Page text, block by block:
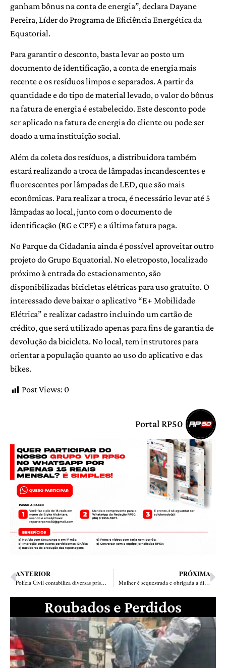
ganham bônus na conta de energia”, declara Dayane
Pereira, Líder do Programa de Eficiência Energética da
Equatorial.
Para garantir o desconto, basta levar ao posto um
documento de identificação, a conta de energia mais
recente e os resíduos limpos e separados. A partir da
quantidade e do tipo de material levado, o valor do bônus
na fatura de energia é estabelecido. Este desconto pode
ser aplicado na fatura de energia do cliente ou pode ser
doado a uma instituição social.
Além da coleta dos resíduos, a distribuidora também
estará realizando a troca de lâmpadas incandescentes e
fluorescentes por lâmpadas de LED, que são mais
econômicas. Para realizar a troca, é necessário levar até 5
lâmpadas ao local, junto com o documento de
identificação (RG e CPF) e a última fatura paga.
No Parque da Cidadania ainda é possível aproveitar outro
projeto do Grupo Equatorial. No eletroposto, localizado
próximo à entrada do estacionamento, são
disponibilizadas bicicletas elétricas para uso gratuito. O
interessado deve baixar o aplicativo “E+ Mobilidade
Elétrica” e realizar cadastro incluindo um cartão de
crédito, que será utilizado apenas para fins de garantia de
devolução da bicicleta. No local, tem instrutores para
orientar a população quanto ao uso do aplicativo e das
bikes.
Post Views: 0
Portal RP50
ANTERIOR
Polícia Civil contabiliza diversas prisões na cidade de Picos
PRÓXIMA
Mulher é sequestrada e obrigada a dirigir para bandidos assaltarem em Teresina
Roubados e Perdidos